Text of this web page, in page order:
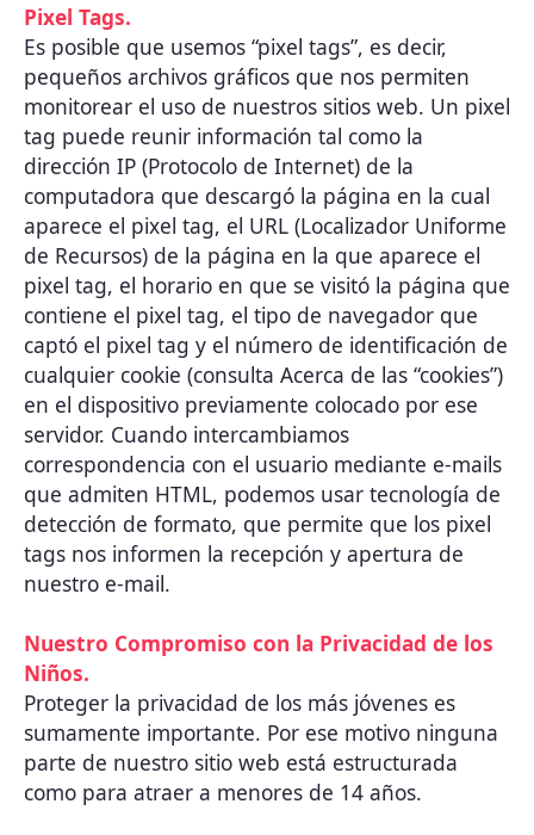
Pixel Tags.
Es posible que usemos “pixel tags”, es decir,
pequeños archivos gráficos que nos permiten
monitorear el uso de nuestros sitios web. Un pixel
tag puede reunir información tal como la
dirección IP (Protocolo de Internet) de la
computadora que descargó la página en la cual
aparece el pixel tag, el URL (Localizador Uniforme
de Recursos) de la página en la que aparece el
pixel tag, el horario en que se visitó la página que
contiene el pixel tag, el tipo de navegador que
captó el pixel tag y el número de identificación de
cualquier cookie (consulta Acerca de las “cookies”)
en el dispositivo previamente colocado por ese
servidor. Cuando intercambiamos
correspondencia con el usuario mediante e-mails
que admiten HTML, podemos usar tecnología de
detección de formato, que permite que los pixel
tags nos informen la recepción y apertura de
nuestro e-mail.
Nuestro Compromiso con la Privacidad de los
Niños.
Proteger la privacidad de los más jóvenes es
sumamente importante. Por ese motivo ninguna
parte de nuestro sitio web está estructurada
como para atraer a menores de 14 años.